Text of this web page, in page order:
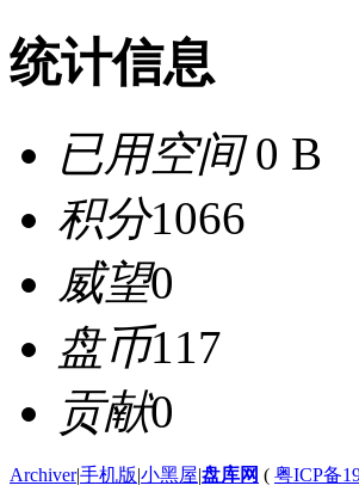
统计信息
已用空间0 B
积分1066
威望0
盘币117
贡献0
Archiver|手机版|小黑屋|盘库网 ( 粤ICP备